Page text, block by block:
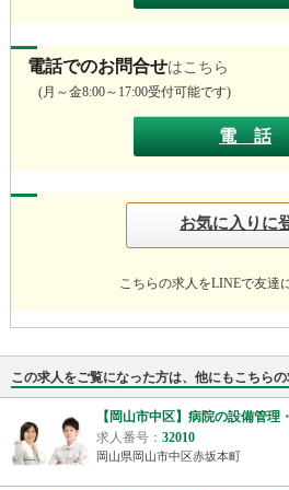
電話でのお問合せはこちら
(月～金8:00～17:00受付可能です)
電 話
お気に入りに
こちらの求人をLINEで友達
この求人をご覧になった方は、他にもこちら
【岡山市中区】病院の設備管理
募集｜賞与3.8ヶ月分
求人番号： 32010
岡山県岡山市中区赤坂本町